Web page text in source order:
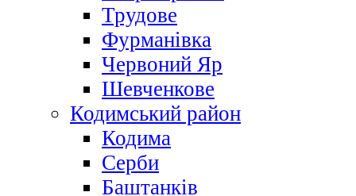
Трудове
Фурманівка
Червоний Яр
Шевченкове
Кодимський район
Кодима
Серби
Баштанків